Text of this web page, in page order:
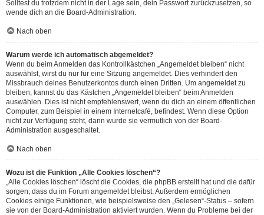
Solltest du trotzdem nicht in der Lage sein, dein Passwort zurückzusetzen, so
wende dich an die Board-Administration.
Nach oben
Warum werde ich automatisch abgemeldet?
Wenn du beim Anmelden das Kontrollkästchen „Angemeldet bleiben“ nicht
auswählst, wirst du nur für eine Sitzung angemeldet. Dies verhindert den
Missbrauch deines Benutzerkontos durch einen Dritten. Um angemeldet zu
bleiben, kannst du das Kästchen „Angemeldet bleiben“ beim Anmelden
auswählen. Dies ist nicht empfehlenswert, wenn du dich an einem öffentlichen
Computer, zum Beispiel in einem Internetcafé, befindest. Wenn diese Option
nicht zur Verfügung steht, dann wurde sie vermutlich von der Board-
Administration ausgeschaltet.
Nach oben
Wozu ist die Funktion „Alle Cookies löschen“?
„Alle Cookies löschen“ löscht die Cookies, die phpBB erstellt hat und die dafür
sorgen, dass du im Forum angemeldet bleibst. Außerdem ermöglichen
Cookies einige Funktionen, wie beispielsweise den „Gelesen“-Status – sofern
sie von der Board-Administration aktiviert wurden. Wenn du Probleme bei der